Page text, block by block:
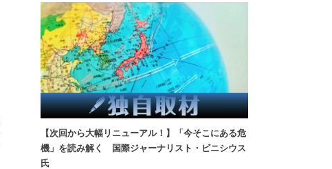
【次回から大幅リニューアル！】「今そこにある危
機」を読み解く 国際ジャーナリスト・ビニシウス
氏